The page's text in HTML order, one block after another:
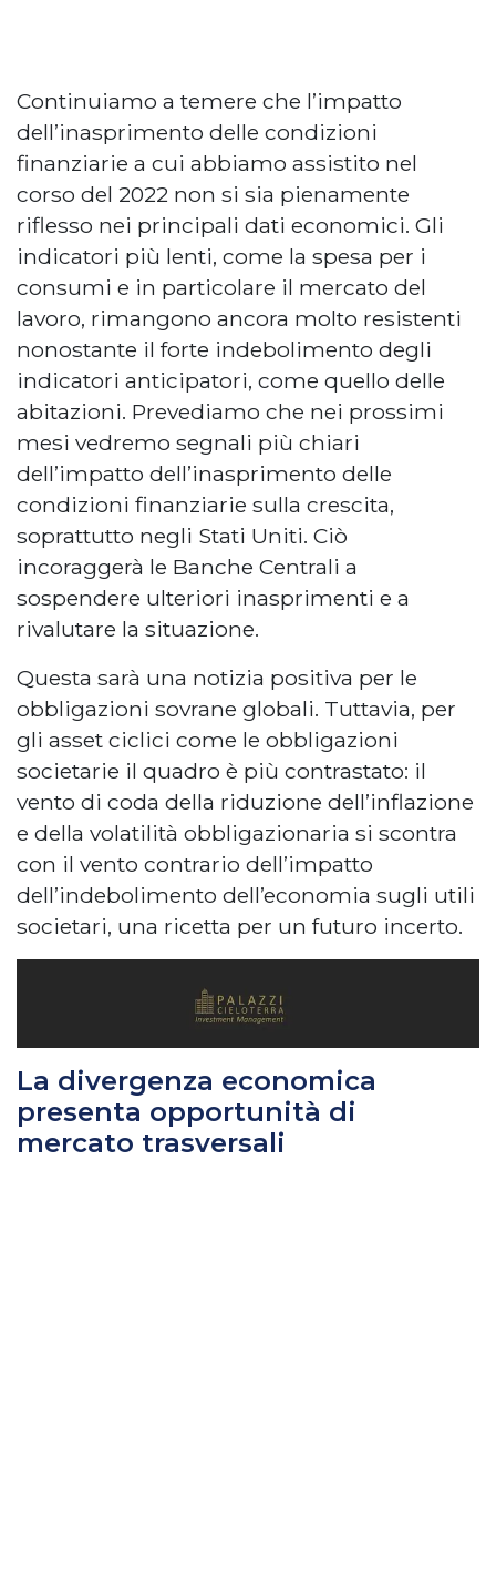
Continuiamo a temere che l’impatto
dell’inasprimento delle condizioni
finanziarie a cui abbiamo assistito nel
corso del 2022 non si sia pienamente
riflesso nei principali dati economici. Gli
indicatori più lenti, come la spesa per i
consumi e in particolare il mercato del
lavoro, rimangono ancora molto resistenti
nonostante il forte indebolimento degli
indicatori anticipatori, come quello delle
abitazioni. Prevediamo che nei prossimi
mesi vedremo segnali più chiari
dell’impatto dell’inasprimento delle
condizioni finanziarie sulla crescita,
soprattutto negli Stati Uniti. Ciò
incoraggerà le Banche Centrali a
sospendere ulteriori inasprimenti e a
rivalutare la situazione.
Questa sarà una notizia positiva per le
obbligazioni sovrane globali. Tuttavia, per
gli asset ciclici come le obbligazioni
societarie il quadro è più contrastato: il
vento di coda della riduzione dell’inflazione
e della volatilità obbligazionaria si scontra
con il vento contrario dell’impatto
dell’indebolimento dell’economia sugli utili
societari, una ricetta per un futuro incerto.
La divergenza economica
presenta opportunità di
mercato trasversali